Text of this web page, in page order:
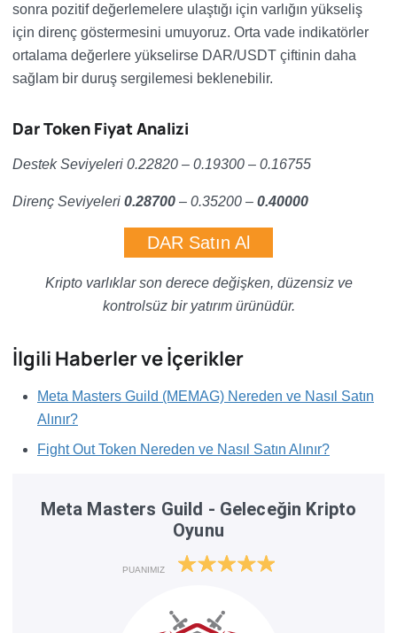
sonra pozitif değerlemelere ulaştığı için varlığın yükseliş
için direnç göstermesini umuyoruz. Orta vade indikatörler
ortalama değerlere yükselirse DAR/USDT çiftinin daha
sağlam bir duruş sergilemesi beklenebilir.
Dar Token Fiyat Analizi
Destek Seviyeleri 0.22820 – 0.19300 – 0.16755
Direnç Seviyeleri 0.28700 – 0.35200 – 0.40000
DAR Satın Al
Kripto varlıklar son derece değişken, düzensiz ve
kontrolsüz bir yatırım ürünüdür.
İlgili Haberler ve İçerikler
Meta Masters Guild (MEMAG) Nereden ve Nasıl Satın
Alınır?
Fight Out Token Nereden ve Nasıl Satın Alınır?
Meta Masters Guild - Geleceğin Kripto
Oyunu
PUANIMIZ